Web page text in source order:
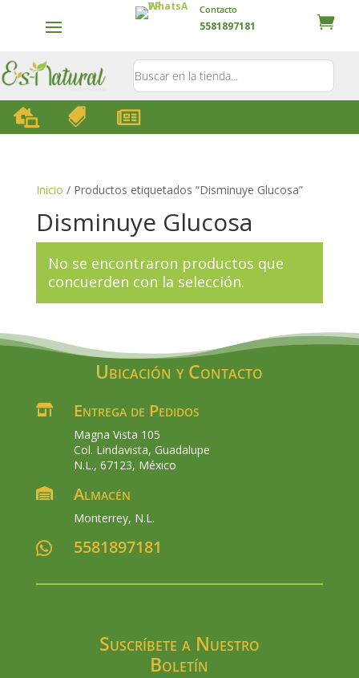
Contacto
5581897181
  
Inicio / Productos etiquetados “Disminuye Glucosa”
Disminuye Glucosa
No se encontraron productos que
concuerden con la selección.
Ubicación y Contacto
 Entrega de Pedidos
Magna Vista 105
Col. Lindavista, Guadalupe
N.L., 67123, México
 Almacén
Monterrey, N.L.
 5581897181
Suscríbete a Nuestro
Boletín